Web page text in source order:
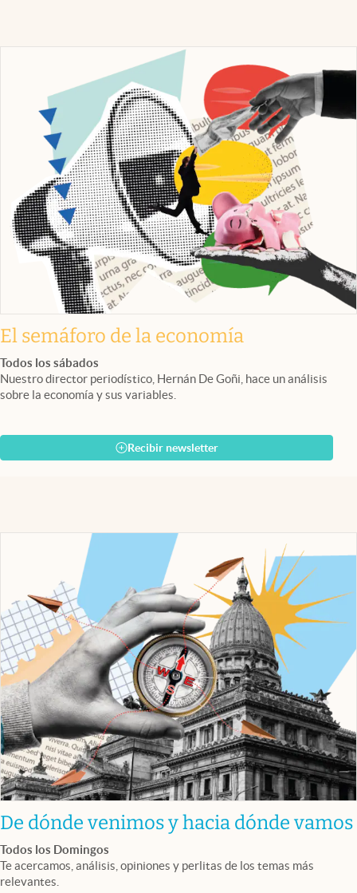
El semáforo de la economía
Todos los sábados
Nuestro director periodístico, Hernán De Goñi, hace un análisis
sobre la economía y sus variables.
Recibir newsletter
De dónde venimos y hacia dónde vamos
Todos los Domingos
Te acercamos, análisis, opiniones y perlitas de los temas más
relevantes.